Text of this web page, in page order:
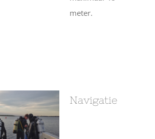
meter.
Navigatie